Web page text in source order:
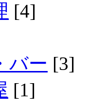
[4]
バー [3]
[1]